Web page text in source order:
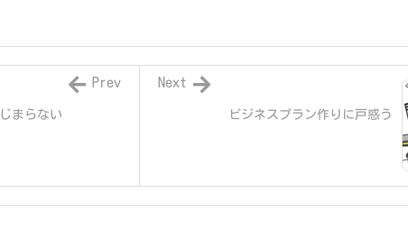
ビジネスプラン作りに戸惑う
Next
まらない
Prev